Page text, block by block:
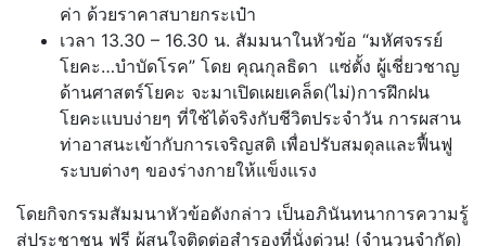
ค่า ด้วยราคาสบายกระเป๋า
เวลา 13.30 – 16.30 น. สัมมนาในหัวข้อ “มหัศจรรย์
โยคะ…บำบัดโรค” โดย คุณกุลธิดา แซ่ตั้ง ผู้เชี่ยวชาญ
ด้านศาสตร์โยคะ จะมาเปิดเผยเคล็ด(ไม่)การฝึกฝน
โยคะแบบง่ายๆ ที่ใช้ได้จริงกับชีวิตประจำวัน การผสาน
ท่าอาสนะเข้ากับการเจริญสติ เพื่อปรับสมดุลและฟื้นฟู
ระบบต่างๆ ของร่างกายให้แข็งแรง
โดยกิจกรรมสัมมนาหัวข้อดังกล่าว เป็นอภินันทนาการความรู้
สู่ประชาชน ฟรี ผู้สนใจติดต่อสำรองที่นั่งด่วน! (จำนวนจำกัด)